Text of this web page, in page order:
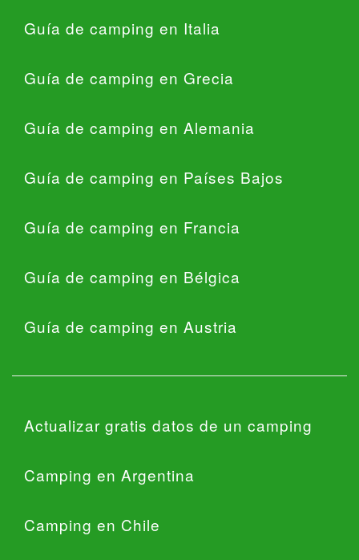
Guía de camping en Italia
Guía de camping en Grecia
Guía de camping en Alemania
Guía de camping en Países Bajos
Guía de camping en Francia
Guía de camping en Bélgica
Guía de camping en Austria
Actualizar gratis datos de un camping
Camping en Argentina
Camping en Chile